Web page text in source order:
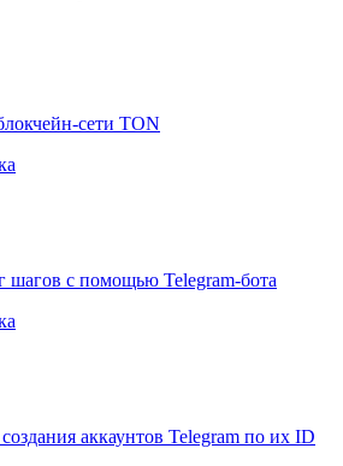
сети TON
шагов с помощью Telegram-бота
аккаунтов Telegram по их ID